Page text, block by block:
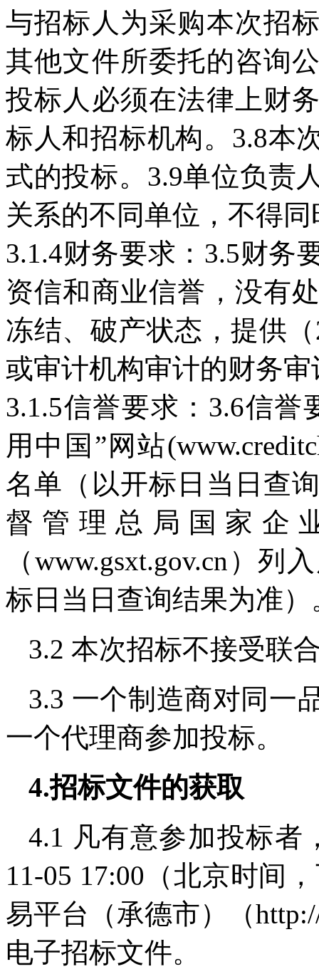
与招标人为采购本次招
其他文件所委托的咨询
投标人必须在法律上财
标人和招标机构。3.8本
式的投标。3.9单位负责
关系的不同单位，不得
3.1.4财务要求：3.5财务
资信和商业信誉，没有
冻结、破产状态，提供
或审计机构审计的财务
3.1.5信誉要求：3.6信
用中国”网站
名单（以开标日当日查
督管理总局国家企
（www.gsxt.gov.cn）
标日当日查询结果为准）
3.2 本次招标不接受联
3.3 一个制造商对同一
一个代理商参加投标。
4.招标文件的获取
4.1 凡有意参加投标者
11-05 17:00（北京时间
易平台（承德市）（
电子招标文件。